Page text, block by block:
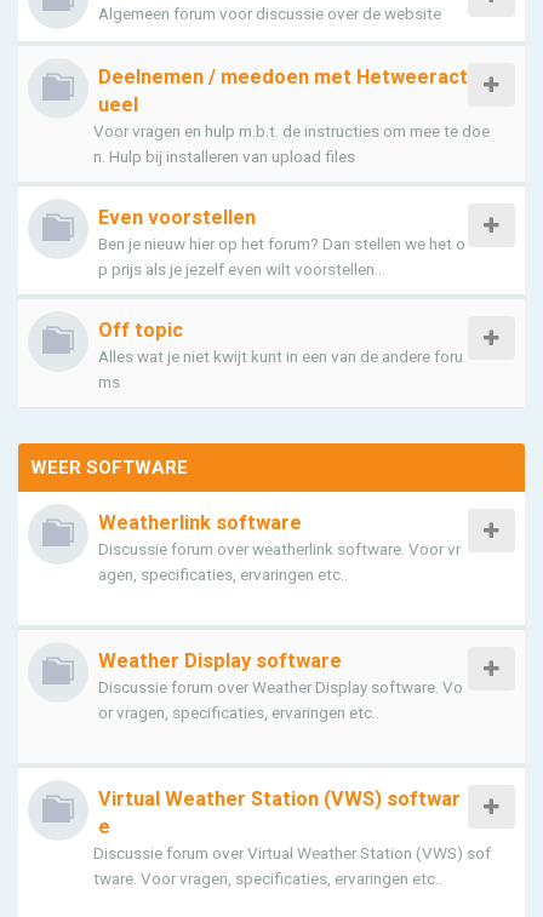
Algemeen forum voor discussie over de website
Deelnemen / meedoen met Hetweeract
ueel
Voor vragen en hulp m.b.t. de instructies om mee te doe
n. Hulp bij installeren van upload files
Even voorstellen
Ben je nieuw hier op het forum? Dan stellen we het o
p prijs als je jezelf even wilt voorstellen...
Off topic
Alles wat je niet kwijt kunt in een van de andere foru
ms
WEER SOFTWARE
Weatherlink software
Discussie forum over weatherlink software. Voor vr
agen, specificaties, ervaringen etc..
Weather Display software
Discussie forum over Weather Display software. Vo
or vragen, specificaties, ervaringen etc..
Virtual Weather Station (VWS) softwar
e
Discussie forum over Virtual Weather Station (VWS) sof
tware. Voor vragen, specificaties, ervaringen etc..